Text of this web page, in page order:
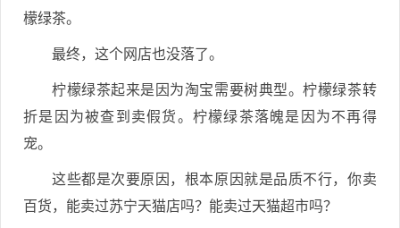
檬绿茶。
最终，这个网店也没落了。
柠檬绿茶起来是因为淘宝需要树典型。柠檬绿茶转
折是因为被查到卖假货。柠檬绿茶落魄是因为不再得
宠。
这些都是次要原因，根本原因就是品质不行，你卖
百货，能卖过苏宁天猫店吗？能卖过天猫超市吗？